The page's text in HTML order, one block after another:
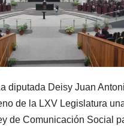
diputada Deisy Juan
de la LXV Legislatura
de Comunicación Social